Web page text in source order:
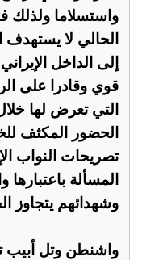
واستسلاما ولذلك
الحالي لا
إلى الداخل
قوي وقادرا على
التي تعرض لها
الحضور المكثف
تصريحات النواب
المسألة باعتبارها
وشهدائهم يتجاوز
واشنطن وتل أبيب